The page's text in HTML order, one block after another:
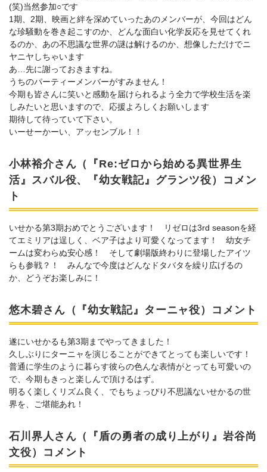
(笑)当然参加○です
1期、2期、映画と絆を深めていったあのメンバーが、今回はどん
な珍騒動を巻き起こすのか、どんな面白い化学反応を見せてくれ
るのか、あの不思議な世界の謎は解けるのか、想像しただけでニ
ヤニヤしちゃいます
あ…先に謝っておきますね。
うちのパーティーメンバーがすみません！
今期も皆さんに笑いと感動を届けられるよう全力で学校生活を楽
しみたいと思いますので、応援よろしくお願いします
期待して待っていて下さい。
いーせーかーい、アッセンブル！！
小林裕介さん（『Re:ゼロから始める異世界生
活』スバル役、『幼女戦記』グランツ役）コメン
ト
いせかる第3期おめでとうございます！ リゼロは3rd seasonを経
てエミリアは逞しく、ベア子はより可愛くなってます！ 幼女チ
ームは変わらぬ安心感！ そして劇場版終わりに登場したアイツ
らも参戦？！ みんなで今度はどんなドタバタを繰り広げるの
か、どうぞお楽しみに！
悠木碧さん（『幼女戦記』ターニャ役）コメント
遂にいせかるも第3期までやってきました！
久しぶりにターニャを演じることができてとっても楽しいです！
普通に学生のように暮らす彼らの色んな表情がとっても可愛いの
で、今期もきっと楽しんで頂けるはず。
明るく楽しくリズム良く、でもちょっぴり不思議ないせかるの世
界を、ご堪能あれ！
石川界人さん（『盾の勇者の成り上がり』岩谷尚
文役）コメント